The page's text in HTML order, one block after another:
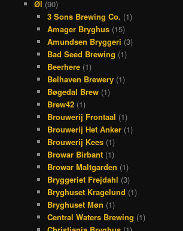
Øl (90)
3 Sons Brewing Co. (1)
Amager Bryghus (15)
Amundsen Bryggeri (3)
Bad Seed Brewing (1)
Beerhere (1)
Belhaven Brewery (1)
Bøgedal Brew (1)
Brew42 (1)
Brouwerij Frontaal (1)
Brouwerij Het Anker (1)
Brouwerij Kees (1)
Browar Birbant (1)
Browar Maltgarden (1)
Bryggeriet Frejdahl (3)
Bryghuset Kragelund (1)
Bryghuset Møn (1)
Central Waters Brewing (1)